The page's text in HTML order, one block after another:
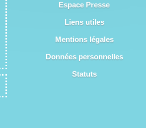
Espace Presse
Liens utiles
Mentions légales
Données personnelles
Statuts